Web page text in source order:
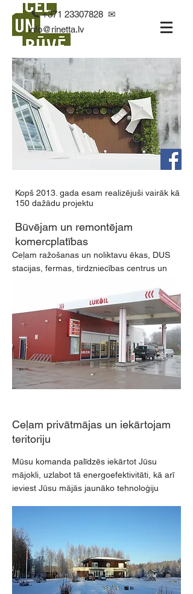
📞 +371 23307828 ✉
info@rinetta.lv
Kopš 2013. gada esam realizējuši vairāk kā
150 dažādu projektu
Būvējam un remontējam
komercplatības
Ceļam ražošanas un noliktavu ēkas, DUS
stacijas, fermas, tirdzniecības centrus un
Ceļam privātmājas un iekārtojam
teritoriju
Mūsu komanda palīdzēs iekārtot Jūsu
mājokli, uzlabot tā energoefektivitāti, kā arī
ieviest Jūsu mājās jaunāko tehnoloģiju